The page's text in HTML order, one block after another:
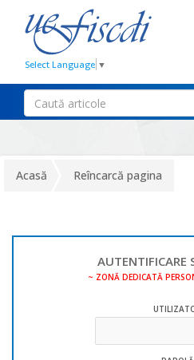
Select Language ▼
Acasă Reîncarcă pagina
AUTENTIFICARE
~ ZONĂ DEDICATĂ